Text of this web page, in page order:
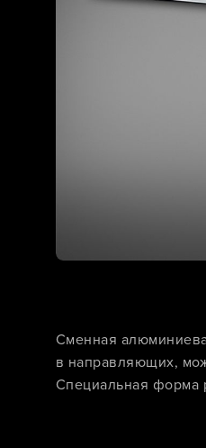
Сменная
в направляющих,
Специальная форма